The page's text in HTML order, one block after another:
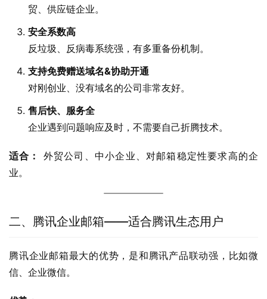
贸、供应链企业。
安全系数高
反垃圾、反病毒系统强，有多重备份机制。
支持免费赠送域名&协助开通
对刚创业、没有域名的公司非常友好。
售后快、服务全
企业遇到问题响应及时，不需要自己折腾技术。
适合：
外贸公司、中小企业、对邮箱稳定性要求高的企
业。
二、腾讯企业邮箱——适合腾讯生态用户
腾讯企业邮箱最大的优势，是和腾讯产品联动强，比如微
信、企业微信。